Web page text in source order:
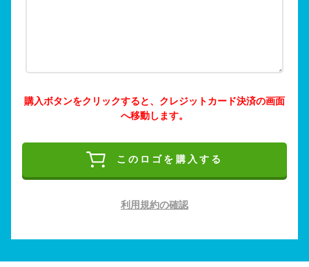
購入ボタンをクリックすると、クレジットカード決済の画面
へ移動します。
このロゴを購入する
利用規約の確認